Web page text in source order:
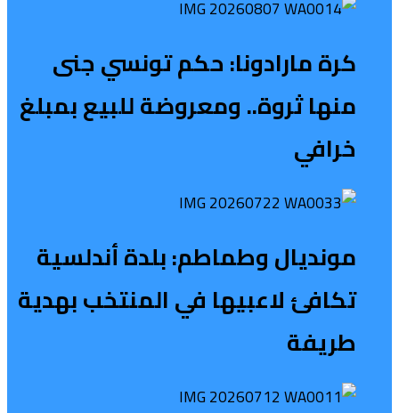
كرة مارادونا: حكم تونسي جنى
منها ثروة.. ومعروضة للبيع بمبلغ
خرافي
مونديال وطماطم: بلدة أندلسية
تكافئ لاعبيها في المنتخب بهدية
طريفة